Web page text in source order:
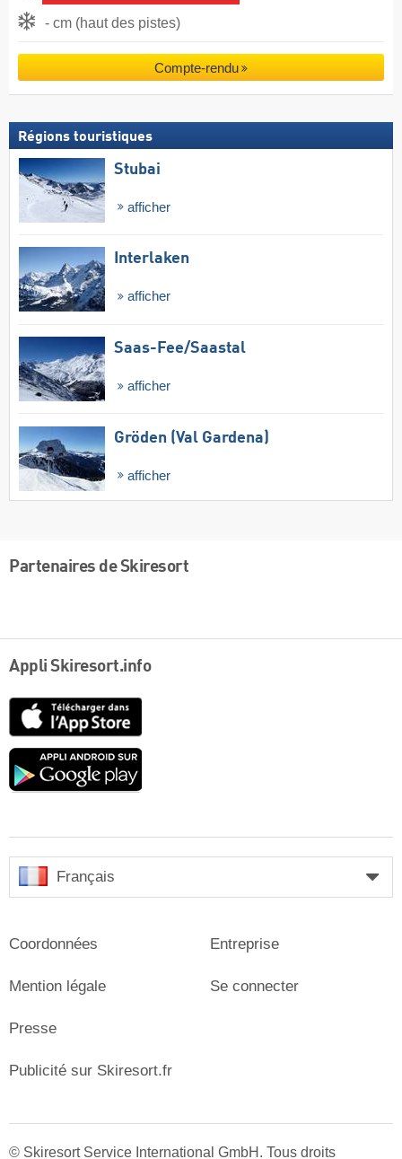
- cm (haut des pistes)
Compte-rendu
Régions touristiques
Stubai
afficher
Interlaken
afficher
Saas-Fee/​Saastal
afficher
Gröden (Val Gardena)
afficher
Partenaires de Skiresort
Appli Skiresort.info
Google
Français
Coordonnées
Mention légale
Presse
Entreprise
Se connecter
Publicité sur Skiresort.fr
© Skiresort Service International GmbH. Tous droits